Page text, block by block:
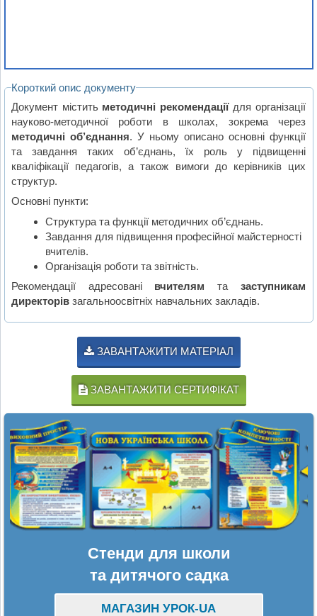
Короткий опис документу
Документ містить методичні рекомендаціїдля організації
науково-методичної роботи в школах, зокрема через
методичні об’єднання. У ньому описано основні функції
та завдання таких об’єднань, їх роль у підвищенні
кваліфікації педагогів, а також вимоги до керівників цих
структур.
Основні пункти:
Структура та функції методичних об’єднань.
Завдання для підвищення професійної майстерності
вчителів.
Організація роботи та звітність.
Рекомендації адресовані вчителям тазаступникам
директорів загальноосвітніх навчальних закладів.
ЗАВАНТАЖИТИ МАТЕРІАЛ
ЗАВАНТАЖИТИ СЕРТИФІКАТ
Стенди для школи
та дитячого садка
МАГАЗИН УРОК-UA